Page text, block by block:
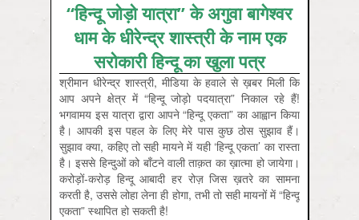
“हिन्दू जोड़ो यात्रा” के अगुवा बागेश्वर
धाम के धीरेन्द्र शास्त्री के नाम एक
सरोकारी हिन्दू का खुला पत्र
श्रीमान धीरेन्द्र शास्त्री, मीडिया के हवाले से ख़बर मिली कि
आप अपने क्षेत्र में “हिन्दू जोड़ो पदयात्रा” निकाल रहे हैं!
भगवामय इस यात्रा द्वारा आपने “हिन्दू एकता” का आह्वान किया
है। आपकी इस पहल के लिए मेरे पास कुछ ठोस सुझाव हैं।
सुझाव क्या, कहिए तो सही मायने में यही ‘हिन्दू एकता’ का रास्ता
है। इससे हिन्दुओं को बाँटने वाली ताक़त का ख़ात्मा हो जायेगा।
करोड़ों-करोड़ हिन्दू आबादी हर रोज़ जिस ख़तरे का सामना
करती है, उससे लोहा लेना ही होगा, तभी तो सही मायनों में “हिन्दू
एकता” स्थापित हो सकती है!